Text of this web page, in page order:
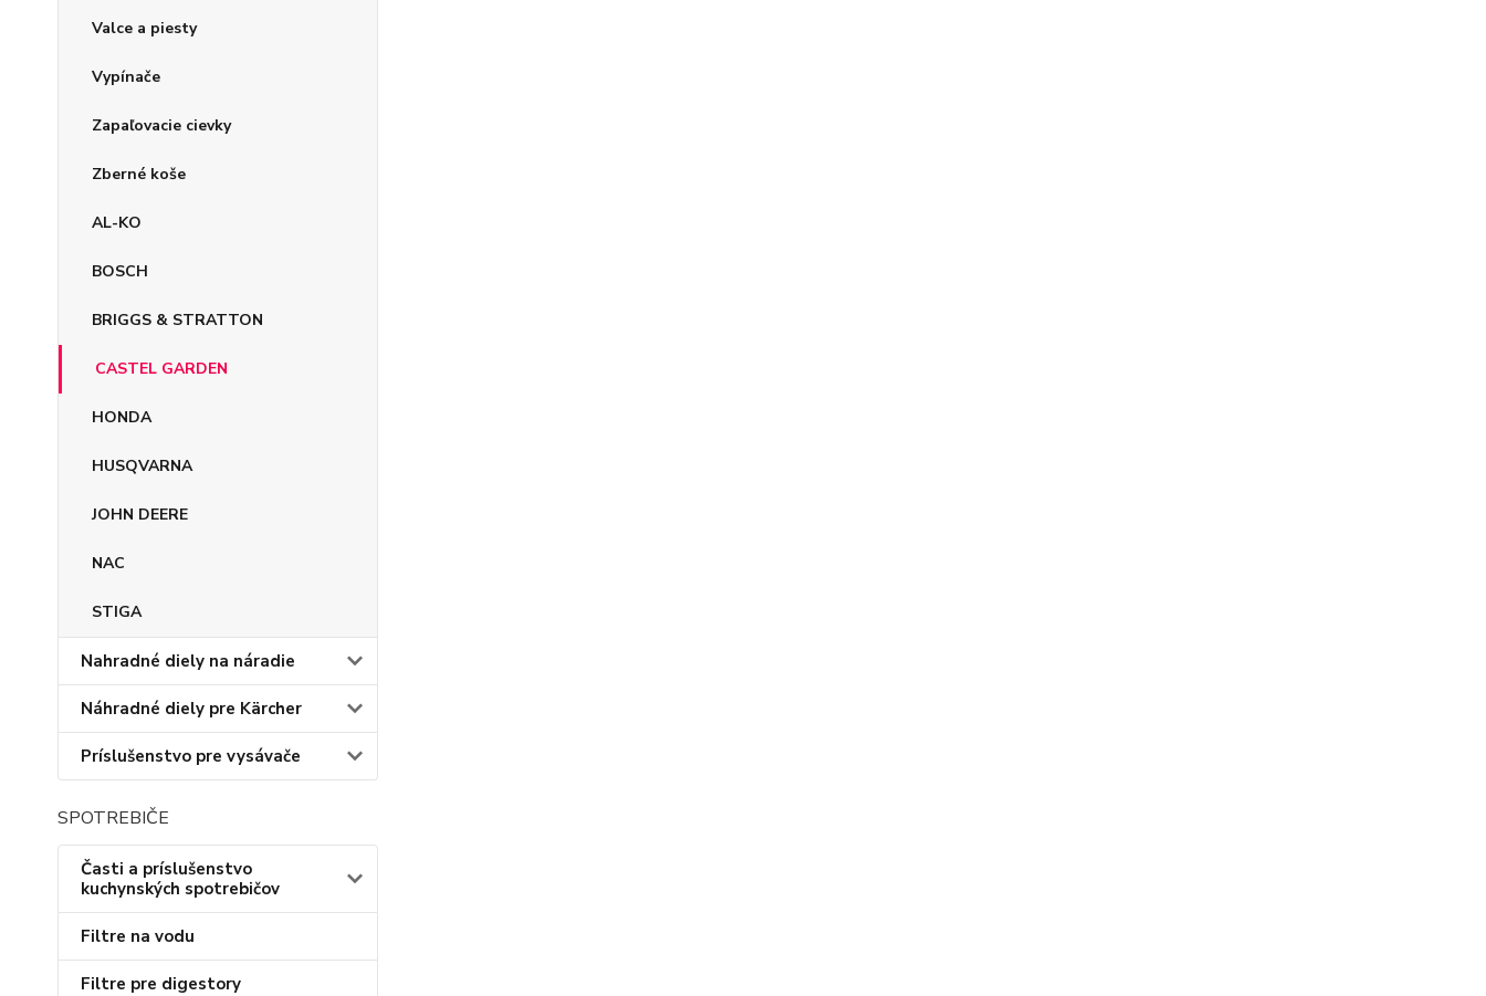
Valce a piesty
Vypínače
Zapaľovacie cievky
Zberné koše
AL-KO
BOSCH
BRIGGS & STRATTON
CASTEL GARDEN
HONDA
HUSQVARNA
JOHN DEERE
NAC
STIGA
Nahradné diely na náradie
Náhradné diely pre Kärcher
Príslušenstvo pre vysávače
SPOTREBIČE
Časti a príslušenstvo
kuchynských spotrebičov
Filtre na vodu
Filtre pre digestory